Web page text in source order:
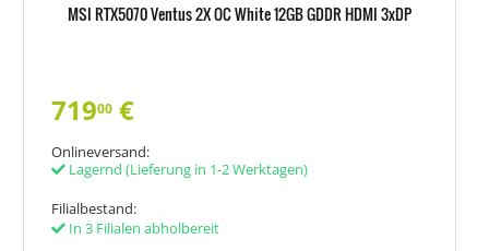
MSI RTX5070 Ventus 2X OC White 12GB GDDR HDMI 3xDP
71900 €
Onlineversand:
Lagernd (Lieferung in 1-2 Werktagen)
Filialbestand:
In 3 Filialen abholbereit